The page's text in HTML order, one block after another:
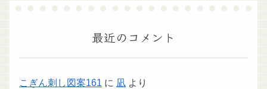
最近のコメント
こぎん刺し図案161 に 凪 より